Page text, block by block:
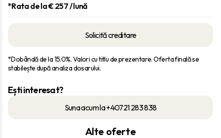
*Rata de la €257/ lună
Solicită creditare
*Dobândă de la 15.0%. Valori cu titlu de prezentare. Oferta finală se
stabilește după analiza dosarului.
Ești interesat?
Suna acum la +40721 283 838
Alte oferte